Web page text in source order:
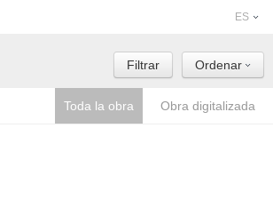
ES
Ordenar
Filtrar
Toda la obra Obra digitalizada